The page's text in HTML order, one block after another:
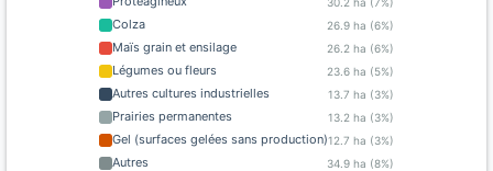
Colza 26.9 ha (6%)
Maïs grain et ensilage 26.2 ha (6%)
Légumes ou fleurs 23.6 ha (5%)
Autres cultures industrielles 13.7 ha (3%)
Prairies permanentes 13.2 ha (3%)
Gel (surfaces gelées sans production)12.7 ha (3%)
Autres 34.9 ha (8%)